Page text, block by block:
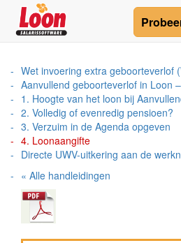
Wet invoering extra geboorteverlof
Aanvullend geboorteverlof in Loon
1. Hoogte van het loon bij
2. Volledig of evenredig pensioen?
3. Verzuim in de Agenda opgeven
4. Loonaangifte
Directe UWV-uitkering aan de
« Alle handleidingen